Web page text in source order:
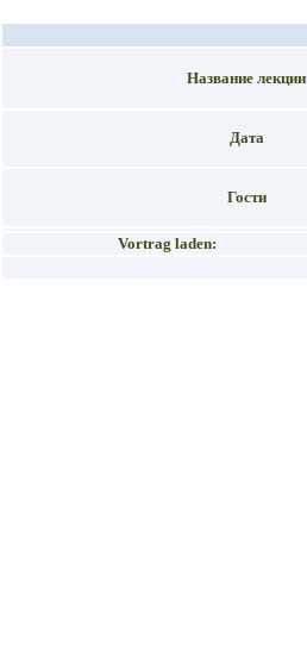
Название лекции
Дата
Гости
Vortrag laden: